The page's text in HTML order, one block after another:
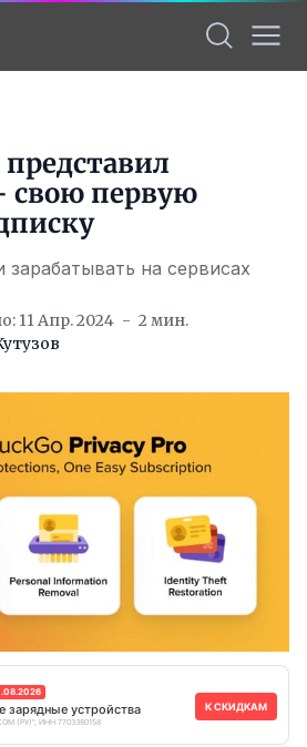
свою первую
на сервисах
11 Апр. 2024
2 мин.
зарядные устройства
(РУ)", ИНН 7703380158
К СКИДКАМ